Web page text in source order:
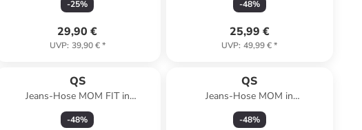
-25%
29,90 €
UVP: 39,90 €*
-48%
25,99 €
UVP: 49,99 €*
QS
Jeans-Hose MOM FIT in
9999_schwarz
-48%
QS
Jeans-Hose MOM in
78Z4_tannengrün
-48%